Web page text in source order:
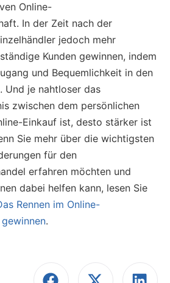
Online-
In der Zeit nach der
jedoch mehr
Kunden gewinnen, indem
und Bequemlichkeit in den
Und je nahtloser das
zwischen dem persönlichen
Einkauf ist, desto stärker ist
Sie mehr über die wichtigsten
für den
erfahren möchten und
dabei helfen kann, lesen Sie
Rennen im Online-
.